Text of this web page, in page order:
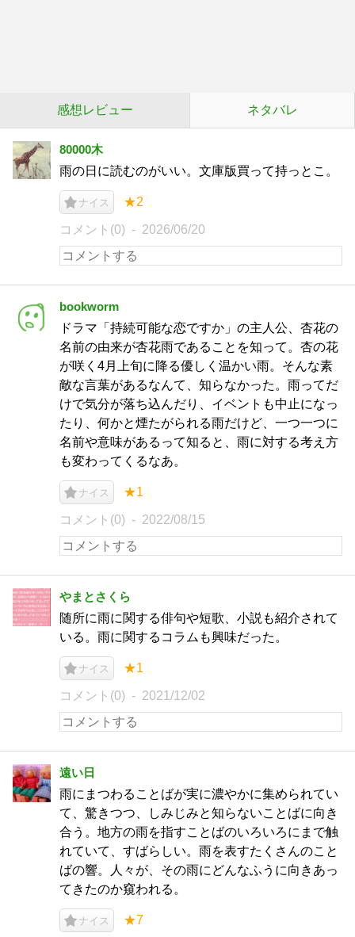
感想レビュー ネタバレ
80000木
雨の日に読むのがいい。文庫版買って持っとこ。
ナイス ★2
コメント(0) 2026/06/20
bookworm
ドラマ「持続可能な恋ですか」の主人公、杏花の
名前の由来が杏花雨であることを知って。杏の花
が咲く4月上旬に降る優しく温かい雨。そんな素
敵な言葉があるなんて、知らなかった。雨ってだ
けで気分が落ち込んだり、イベントも中止になっ
たり、何かと煙たがられる雨だけど、一つ一つに
名前や意味があるって知ると、雨に対する考え方
も変わってくるなあ。
ナイス ★1
コメント(0) 2022/08/15
やまとさくら
随所に雨に関する俳句や短歌、小説も紹介されて
いる。雨に関するコラムも興味だった。
ナイス ★1
コメント(0) 2021/12/02
遠い日
雨にまつわることばが実に濃やかに集められてい
て、驚きつつ、しみじみと知らないことばに向き
合う。地方の雨を指すことばのいろいろにまで触
れていて、すばらしい。雨を表すたくさんのこと
ばの響。人々が、その雨にどんなふうに向きあっ
てきたのか窺われる。
ナイス ★7